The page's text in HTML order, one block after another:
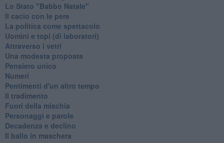
Lo Stato "Babbo Natale"
Il cacio con le pere
La politica come spettacolo
Uomini e topi (di laboratori)
Attraverso i vetri
Una modesta proposta
Pensiero unico
Numeri
Pentimenti d'un altro tempo
Il tradimento
Fuori della mischia
Personaggi e parole
Decadenza e declino
Il ballo in maschera